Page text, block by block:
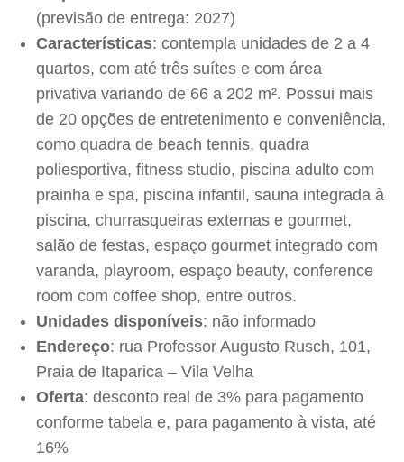
(previsão de entrega: 2027)
Características: contempla unidades de 2 a 4
quartos, com até três suítes e com área
privativa variando de 66 a 202 m². Possui mais
de 20 opções de entretenimento e conveniência,
como quadra de beach tennis, quadra
poliesportiva, fitness studio, piscina adulto com
prainha e spa, piscina infantil, sauna integrada à
piscina, churrasqueiras externas e gourmet,
salão de festas, espaço gourmet integrado com
varanda, playroom, espaço beauty, conference
room com coffee shop, entre outros.
Unidades disponíveis: não informado
Endereço: rua Professor Augusto Rusch, 101,
Praia de Itaparica – Vila Velha
Oferta: desconto real de 3% para pagamento
conforme tabela e, para pagamento à vista, até
16%